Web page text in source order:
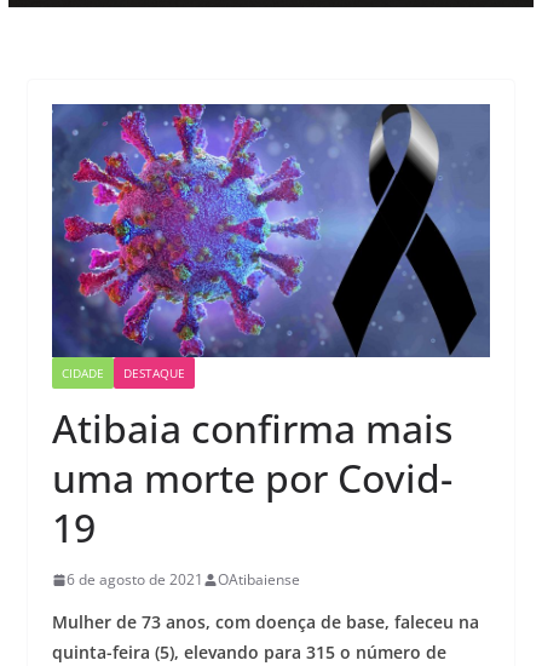
CIDADE DESTAQUE
Atibaia confirma mais
uma morte por Covid-
19
6 de agosto de 2021 OAtibaiense
Mulher de 73 anos, com doença de base, faleceu na
quinta-feira (5), elevando para 315 o número de